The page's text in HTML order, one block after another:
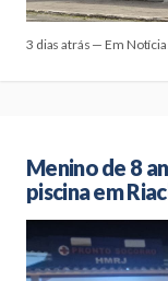
3 dias atrás — Em
Menino de 8
piscina em